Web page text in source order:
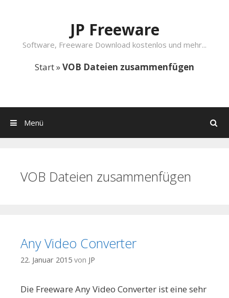
JP Freeware
Software, Freeware Download kostenlos und mehr...
Start»VOB Dateien zusammenfügen
Suchen
Menü
VOB Dateien zusammenfügen
Any Video Converter
22. Januar 2015 von JP
Die Freeware Any Video Converter ist eine sehr